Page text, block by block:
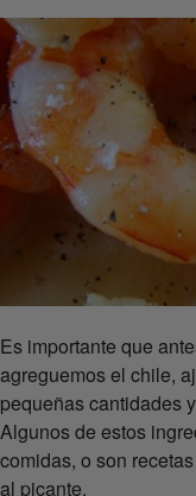
Es importante que
agreguemos el chile,
pequeñas cantidades
Algunos de estos
comidas, o son
al picante.